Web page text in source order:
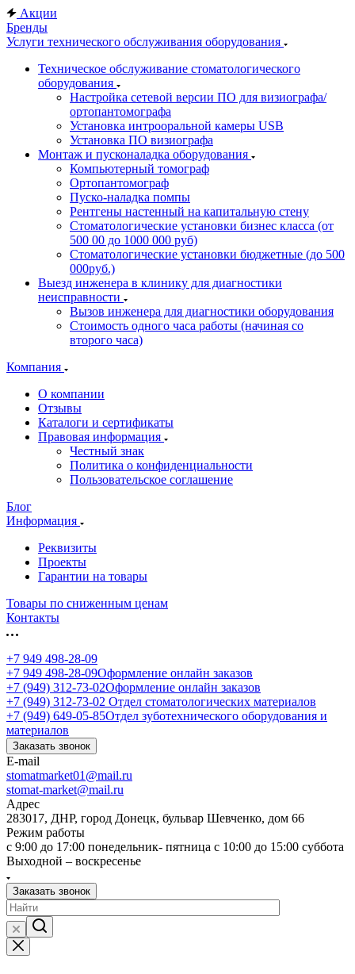
Акции
Бренды
Услуги технического обслуживания оборудования
Техническое обслуживание стоматологического
оборудования
Настройка сетевой версии ПО для визиографа/
ортопантомографа
Установка интрооральной камеры USB
Установка ПО визиографа
Монтаж и пусконаладка оборудования
Компьютерный томограф
Ортопантомограф
Пуско-наладка помпы
Рентгены настенный на капитальную стену
Стоматологические установки бизнес класса (от
500 00 до 1000 000 руб)
Стоматологические установки бюджетные (до 500
000руб.)
Выезд инженера в клинику для диагностики
неисправности
Вызов инженера для диагностики оборудования
Стоимость одного часа работы (начиная со
второго часа)
Компания
О компании
Отзывы
Каталоги и сертификаты
Правовая информация
Честный знак
Политика о конфиденциальности
Пользовательское соглашение
Блог
Информация
Реквизиты
Проекты
Гарантии на товары
Товары по сниженным ценам
Контакты
+7 949 498-28-09
+7 949 498-28-09Оформление онлайн заказов
+7 (949) 312-73-02Оформление онлайн заказов
+7 (949) 312-73-02 Отдел стоматологических материалов
+7 (949) 649-05-85Отдел зуботехнического оборудования и
материалов
Заказать звонок
E-mail
stomatmarket01@mail.ru
stomat-market@mail.ru
Адрес
283017, ДНР, город Донецк, бульвар Шевченко, дом 66
Режим работы
с 9:00 до 17:00 понедельник- пятница с 10:00 до 15:00 суббота
Выходной – воскресенье
Заказать звонок